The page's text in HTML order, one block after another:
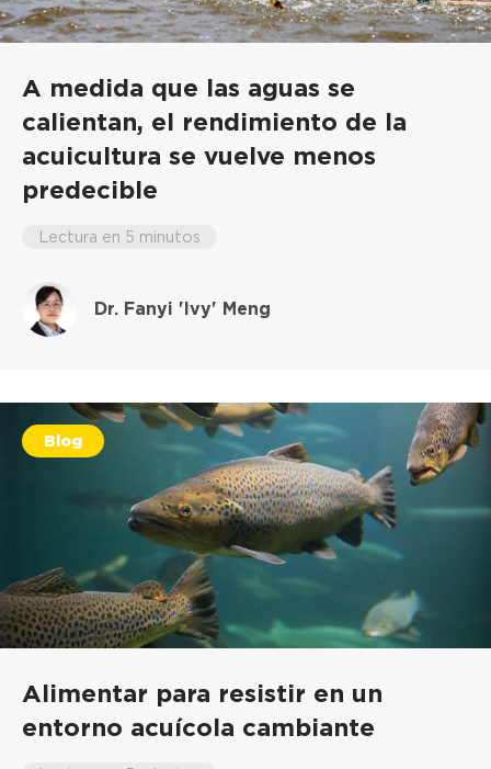
A medida que las aguas se
calientan, el rendimiento de la
acuicultura se vuelve menos
predecible
Lectura en 5 minutos
Dr. Fanyi 'Ivy' Meng
Blog
Alimentar para resistir en un
entorno acuícola cambiante